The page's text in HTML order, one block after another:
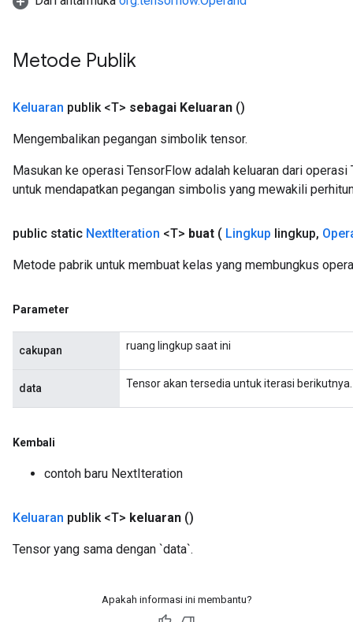
Metode Publik
Keluaran publik <T> sebagai Keluaran ()
Mengembalikan pegangan simbolik tensor.
Masukan ke operasi TensorFlow adalah keluaran dari
untuk mendapatkan pegangan simbolis yang mewakili
public static NextIteration <T> buat ( Lingkup lingkup,
Metode pabrik untuk membuat kelas yang membungkus
Parameter
cakupan ruang lingkup saat ini
data Tensor akan tersedia untuk iterasi berikutnya.
Kembali
contoh baru NextIteration
Keluaran publik <T> keluaran ()
Tensor yang sama dengan `data`.
Apakah informasi ini membantu?